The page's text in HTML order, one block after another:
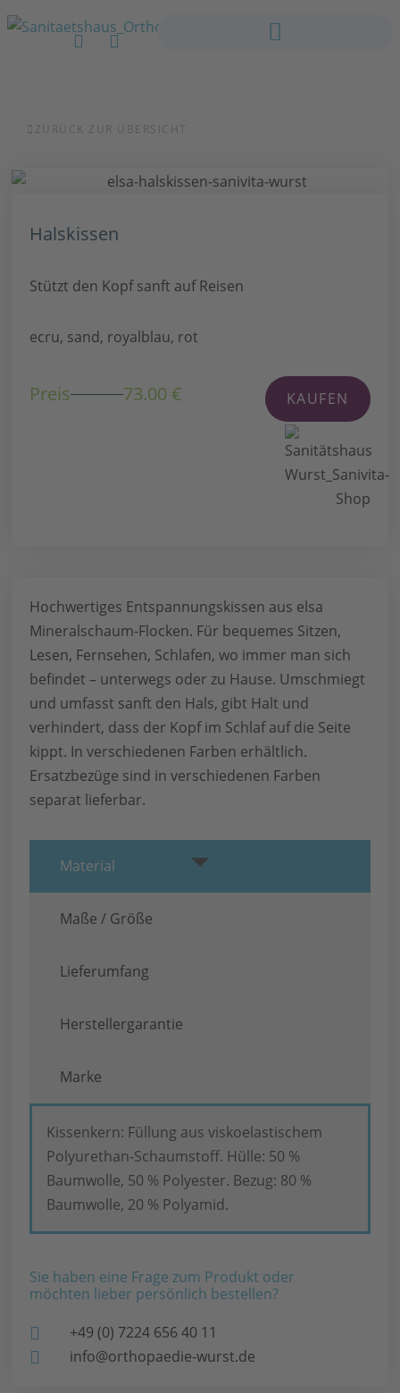
ZURÜCK ZUR ÜBERSICHT
Halskissen
Stützt den Kopf sanft auf Reisen
ecru, sand, royalblau, rot
Preis 73.00 € KAUFEN
Hochwertiges Entspannungskissen aus elsa
Mineralschaum-Flocken. Für bequemes Sitzen,
Lesen, Fernsehen, Schlafen, wo immer man sich
befindet – unterwegs oder zu Hause. Umschmiegt
und umfasst sanft den Hals, gibt Halt und
verhindert, dass der Kopf im Schlaf auf die Seite
kippt. In verschiedenen Farben erhältlich.
Ersatzbezüge sind in verschiedenen Farben
separat lieferbar.
Material
Maße / Größe
Lieferumfang
Herstellergarantie
Marke
Kissenkern: Füllung aus viskoelastischem
Polyurethan-Schaumstoff. Hülle: 50 %
Baumwolle, 50 % Polyester. Bezug: 80 %
Baumwolle, 20 % Polyamid.
Sie haben eine Frage zum Produkt oder
möchten lieber persönlich bestellen?
+49 (0) 7224 656 40 11
info@orthopaedie-wurst.de